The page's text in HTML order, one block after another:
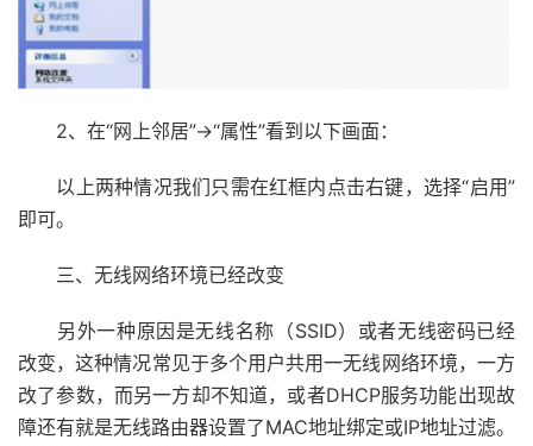
2、在“网上邻居”→“属性”看到以下画面：
以上两种情况我们只需在红框内点击右键，选择“启用”
即可。
三、无线网络环境已经改变
另外一种原因是无线名称（SSID）或者无线密码已经
改变，这种情况常见于多个用户共用一无线网络环境，一方
改了参数，而另一方却不知道，或者DHCP服务功能出现故
障还有就是无线路由器设置了MAC地址绑定或IP地址过滤。